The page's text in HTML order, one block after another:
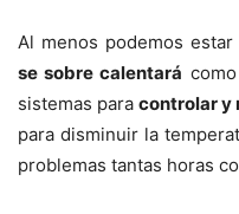
Al menos podemos
se sobre calentará
sistemas para controlar y
para disminuir la
problemas tantas horas